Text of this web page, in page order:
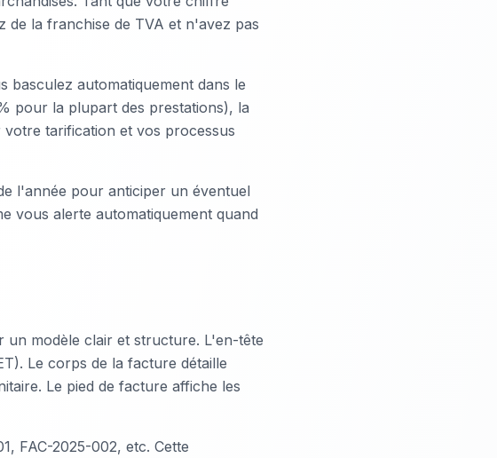
de la franchise de TVA et n'avez pas
basculez automatiquement dans le
pour la plupart des prestations), la
tarification et vos processus
l'année pour anticiper un éventuel
vous alerte automatiquement quand
modèle clair et structure. L'en-tête
Le corps de la facture détaille
Le pied de facture affiche les
FAC-2025-002, etc. Cette